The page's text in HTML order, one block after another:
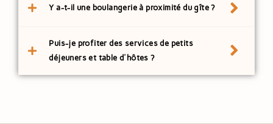
Y a-t-il une boulangerie à proximité du gîte ?
Puis-je profiter des services de petits
déjeuners et table d'hôtes ?